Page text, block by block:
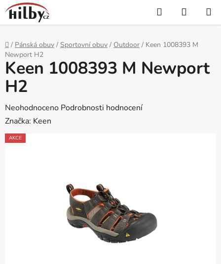
Přejít
na
obsah
Hledat
KOŠÍK
Domů
/ Pánská obuv / Sportovní obuv / Outdoor / Keen 1008393 M
Newport H2
Keen 1008393 M Newport
H2
Průměrné
hodnocení
produktu
Neohodnoceno Podrobnosti hodnocení
Značka: Keen
AKCE